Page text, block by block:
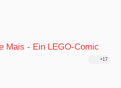
Mais - Ein LEGO-Comic
+17